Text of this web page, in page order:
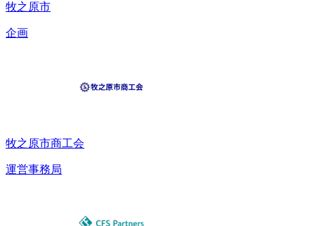
牧之原市
企画
牧之原市商工会
運営事務局